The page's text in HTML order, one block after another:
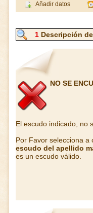
Añadir datos
1 Descripción
NO SE
El escudo indicado, no
Por Favor selecciona
escudo del apellido
es un escudo válido.